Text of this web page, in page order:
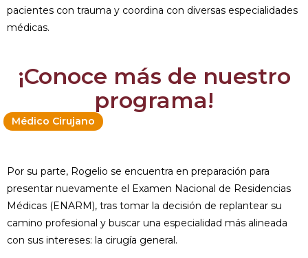
pacientes con trauma y coordina con diversas especialidades
médicas.
¡Conoce más de nuestro
programa!
Médico Cirujano
Por su parte, Rogelio se encuentra en preparación para
presentar nuevamente el Examen Nacional de Residencias
Médicas (ENARM), tras tomar la decisión de replantear su
camino profesional y buscar una especialidad más alineada
con sus intereses: la cirugía general.